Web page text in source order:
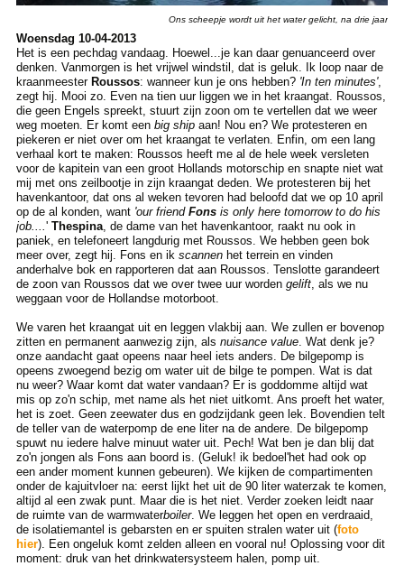
Ons scheepje wordt uit het water gelicht, na drie jaar
Woensdag 10-04-2013
Het is een pechdag vandaag. Hoewel...je kan daar genuanceerd over
denken. Vanmorgen is het vrijwel windstil, dat is geluk. Ik loop naar de
kraanmeesterRoussos: wanneer kun je ons hebben? 'In ten minutes',
zegt hij. Mooi zo. Even na tien uur liggen we in het kraangat. Roussos,
die geen Engels spreekt, stuurt zijn zoon om te vertellen dat we weer
weg moeten. Er komt een big shipaan! Nou en? We protesteren en
piekeren er niet over om het kraangat te verlaten. Enfin, om een lang
verhaal kort te maken: Roussos heeft me al de hele week versleten
voor de kapitein van een groot Hollands motorschip en snapte niet wat
mij met ons zeilbootje in zijn kraangat deden. We protesteren bij het
havenkantoor, dat ons al weken tevoren had beloofd dat we op 10 april
op de al konden, want 'our friendFonsis only here tomorrow to do his
job.... ' Thespina, de dame van het havenkantoor, raakt nu ook in
paniek, en telefoneert langdurig met Roussos. We hebben geen bok
meer over, zegt hij. Fons en ik scannenhet terrein en vinden
anderhalve bok en rapporteren dat aan Roussos. Tenslotte garandeert
de zoon van Roussos dat we over twee uur worden gelift, als we nu
weggaan voor de Hollandse motorboot.
We varen het kraangat uit en leggen vlakbij aan. We zullen er bovenop
zitten en permanent aanwezig zijn, als nuisance value. Wat denk je?
onze aandacht gaat opeens naar heel iets anders. De bilgepomp is
opeens zwoegend bezig om water uit de bilge te pompen. Wat is dat
nu weer? Waar komt dat water vandaan? Er is goddomme altijd wat
mis op zo'n schip, met name als het niet uitkomt. Ans proeft het water,
het is zoet. Geen zeewater dus en godzijdank geen lek. Bovendien telt
de teller van de waterpomp de ene liter na de andere. De bilgepomp
spuwt nu iedere halve minuut water uit. Pech! Wat ben je dan blij dat
zo'n jongen als Fons aan boord is. (Geluk! ik bedoel'het had ook op
een ander moment kunnen gebeuren). We kijken de compartimenten
onder de kajuitvloer na: eerst lijkt het uit de 90 liter waterzak te komen,
altijd al een zwak punt. Maar die is het niet. Verder zoeken leidt naar
de ruimte van de warmwaterboiler. We leggen het open en verdraaid,
de isolatiemantel is gebarsten en er spuiten stralen water uit (foto
hier). Een ongeluk komt zelden alleen en vooral nu! Oplossing voor dit
moment: druk van het drinkwatersysteem halen, pomp uit.